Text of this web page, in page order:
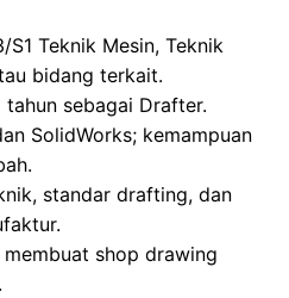
Teknik Mesin, Teknik
bidang terkait.
sebagai Drafter.
SolidWorks; kemampuan
standar drafting, dan
shop drawing